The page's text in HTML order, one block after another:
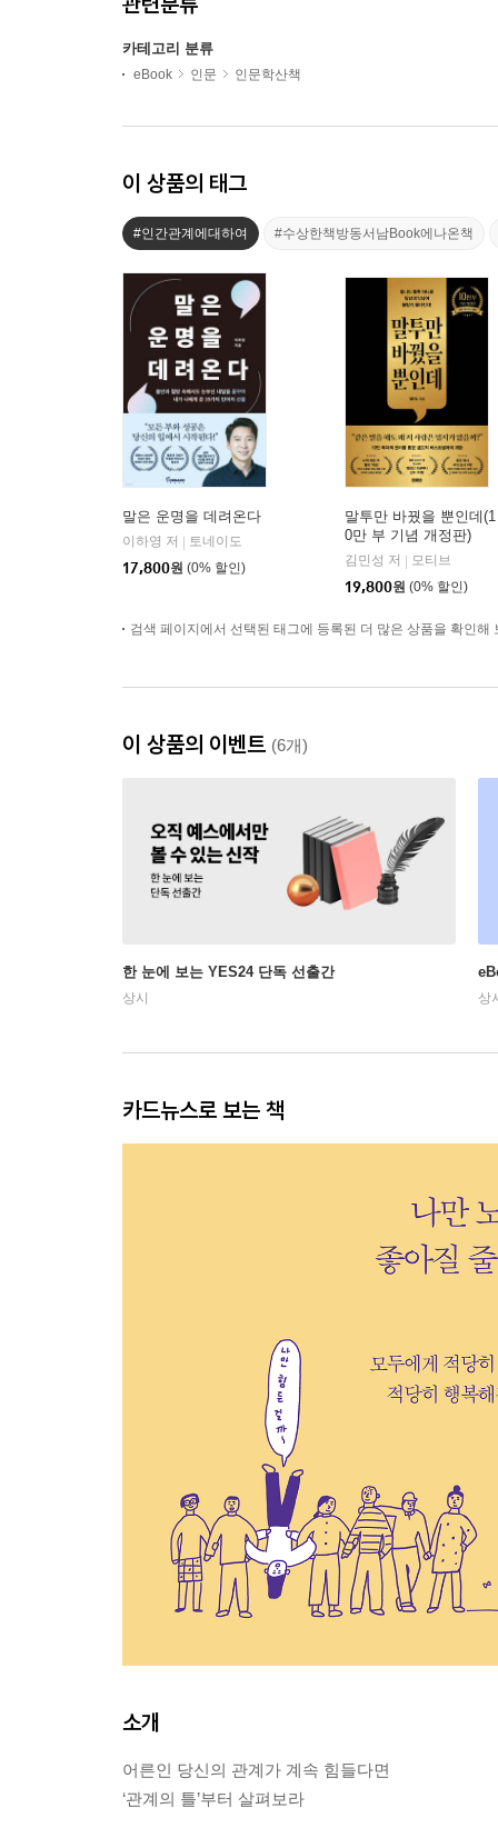
카테고리 분류
eBook 인문 인문학산책
이 상품의 태그
#인간관계에대하여 #수상한책방동서남Book에나온책
말은 운명을 데려온다
이하영 저 | 토네이도
17,800원 (0% 할인)
말투만 바꿨을 뿐인데(1
0만 부 기념 개정판)
김민성 저 | 모티브
19,800원 (0% 할인)
검색 페이지에서 선택된 태그에 등록된 더 많은 상품을 확인해
이 상품의 이벤트 (6개)
한 눈에 보는 YES24 단독 선출간
상시 상
카드뉴스로 보는 책
소개
어른인 당신의 관계가 계속 힘들다면
‘관계의 틀’부터 살펴보라